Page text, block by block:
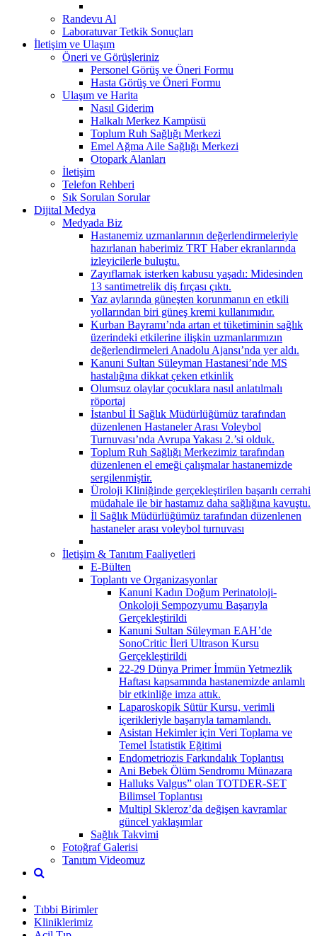
Randevu Al
Laboratuvar Tetkik Sonuçları
İletişim ve Ulaşım
Öneri ve Görüşleriniz
Personel Görüş ve Öneri Formu
Hasta Görüş ve Öneri Formu
Ulaşım ve Harita
Nasıl Giderim
Halkalı Merkez Kampüsü
Toplum Ruh Sağlığı Merkezi
Emel Ağma Aile Sağlığı Merkezi
Otopark Alanları
İletişim
Telefon Rehberi
Sık Sorulan Sorular
Dijital Medya
Medyada Biz
Hastanemiz uzmanlarının değerlendirmeleriyle
hazırlanan haberimiz TRT Haber ekranlarında
izleyicilerle buluştu.
Zayıflamak isterken kabusu yaşadı: Midesinden
13 santimetrelik diş fırçası çıktı.
Yaz aylarında güneşten korunmanın en etkili
yollarından biri güneş kremi kullanımıdır.
Kurban Bayramı’nda artan et tüketiminin sağlık
üzerindeki etkilerine ilişkin uzmanlarımızın
değerlendirmeleri Anadolu Ajansı’nda yer aldı.
Kanuni Sultan Süleyman Hastanesi’nde MS
hastalığına dikkat çeken etkinlik
Olumsuz olaylar çocuklara nasıl anlatılmalı
röportaj
İstanbul İl Sağlık Müdürlüğümüz tarafından
düzenlenen Hastaneler Arası Voleybol
Turnuvası’nda Avrupa Yakası 2.’si olduk.
Toplum Ruh Sağlığı Merkezimiz tarafından
düzenlenen el emeği çalışmalar hastanemizde
sergilenmiştir.
Üroloji Kliniğinde gerçekleştirilen başarılı cerrahi
müdahale ile bir hastamız daha sağlığına kavuştu.
İl Sağlık Müdürlüğümüz tarafından düzenlenen
hastaneler arası voleybol turnuvası
İletişim & Tanıtım Faaliyetleri
E-Bülten
Toplantı ve Organizasyonlar
Kanuni Kadın Doğum Perinatoloji-
Onkoloji Sempozyumu Başarıyla
Gerçekleştirildi
Kanuni Sultan Süleyman EAH’de
SonoCritic İleri Ultrason Kursu
Gerçekleştirildi
22-29 Dünya Primer İmmün Yetmezlik
Haftası kapsamında hastanemizde anlamlı
bir etkinliğe imza attık.
Laparoskopik Sütür Kursu, verimli
içerikleriyle başarıyla tamamlandı.
Asistan Hekimler için Veri Toplama ve
Temel İstatistik Eğitimi
Endometriozis Farkındalık Toplantısı
Ani Bebek Ölüm Sendromu Münazara
Halluks Valgus” olan TOTDER-SET
Bilimsel Toplantısı
Multipl Skleroz’da değişen kavramlar
güncel yaklaşımlar
Sağlık Takvimi
Fotoğraf Galerisi
Tanıtım Videomuz
Tıbbi Birimler
Kliniklerimiz